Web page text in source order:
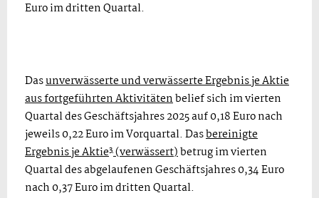
Euro im dritten Quartal.
Dasunverwässerte und verwässerte Ergebnis je Aktie
aus fortgeführten Aktivitätenbelief sich im vierten
Quartal des Geschäftsjahres 2025 auf 0,18 Euro nach
jeweils 0,22 Euro im Vorquartal. Dasbereinigte
Ergebnis je Aktie3(verwässert)betrug im vierten
Quartal des abgelaufenen Geschäftsjahres 0,34 Euro
nach 0,37 Euro im dritten Quartal.